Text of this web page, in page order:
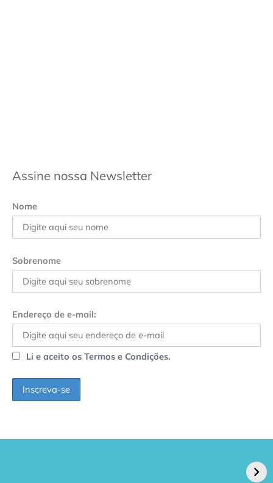
Assine nossa Newsletter
Nome
Sobrenome
Endereço de e-mail:
Li e aceito os Termos e Condições.
caso de superfungo